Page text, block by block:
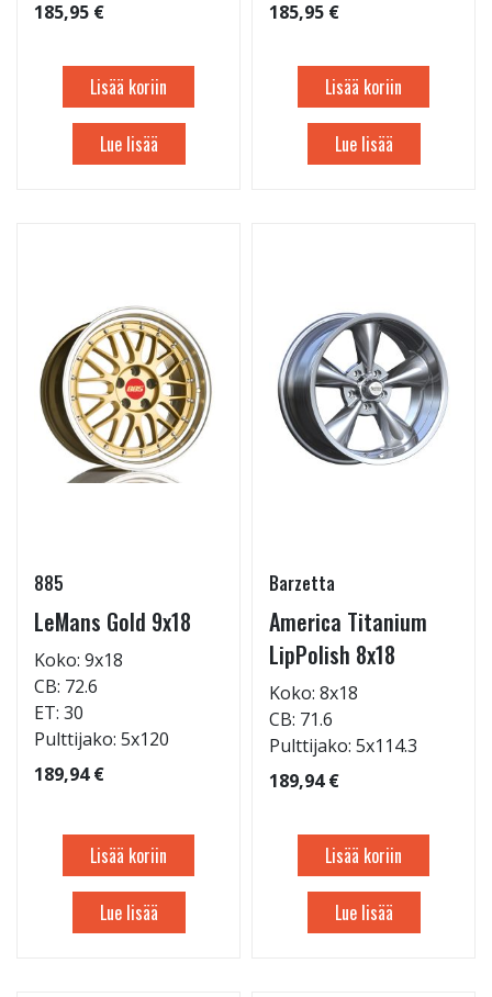
185,95 €
Lisää koriin
Lue lisää
185,95 €
Lisää koriin
Lue lisää
885
LeMans Gold 9x18
Koko: 9x18
CB: 72.6
ET: 30
Pulttijako: 5x120
189,94 €
Lisää koriin
Lue lisää
Barzetta
America Titanium
LipPolish 8x18
Koko: 8x18
CB: 71.6
Pulttijako: 5x114.3
189,94 €
Lisää koriin
Lue lisää